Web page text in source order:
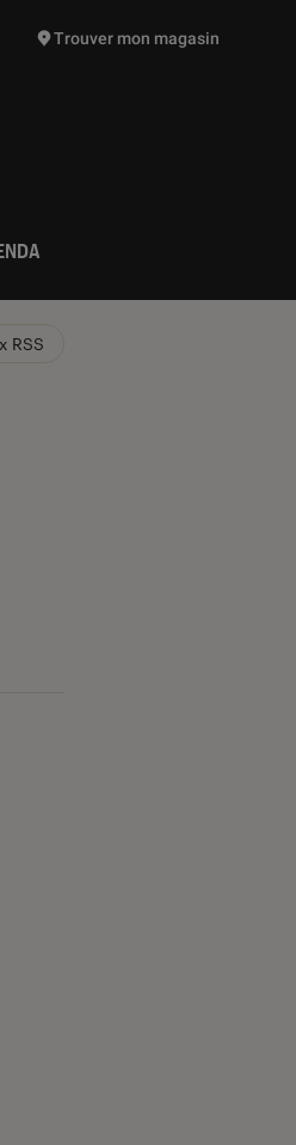
vont vous être proposées
Trouver mon magasin
RSS